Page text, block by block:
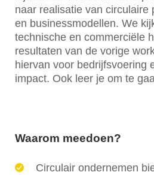
naar realisatie van circulaire
en businessmodellen. We
technische en commerciële
resultaten van de vorige
hiervan voor bedrijfsvoering
impact. Ook leer je om te
Waarom meedoen?
Circulair ondernemen